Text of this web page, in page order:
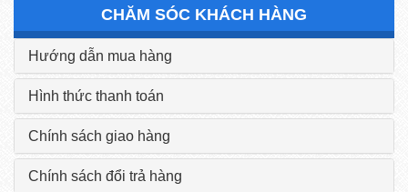
CHĂM SÓC KHÁCH HÀNG
Hướng dẫn mua hàng
Hình thức thanh toán
Chính sách giao hàng
Chính sách đổi trả hàng